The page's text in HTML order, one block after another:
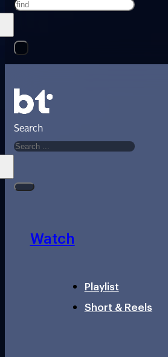
Search
Watch
Playlist
Short & Reels